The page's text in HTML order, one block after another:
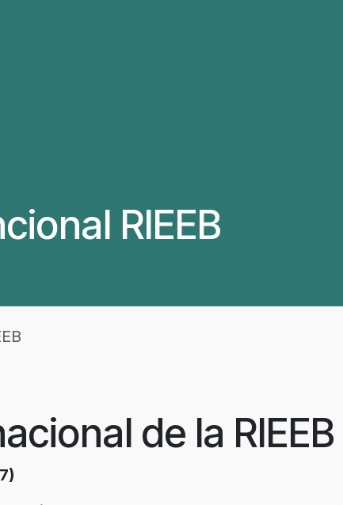
RIEEB
de la RIEEB